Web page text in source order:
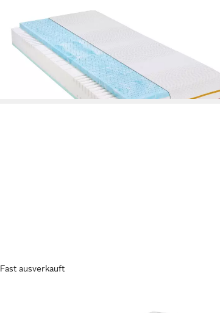
Komfortschaummatratze ergonomische Wendematratze
2in1, 2for4 KS, Irisette, 22 cm hoch, zwei Härtegrade
vereint in einer Matratze – soft und medium
ab 299,00 € UVP599,00 €
lieferbar - in 4-5 Werktagen bei dir
Fast ausverkauft